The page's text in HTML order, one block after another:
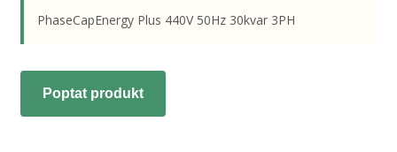
PhaseCapEnergy Plus 440V 50Hz 30kvar 3PH
Poptat produkt